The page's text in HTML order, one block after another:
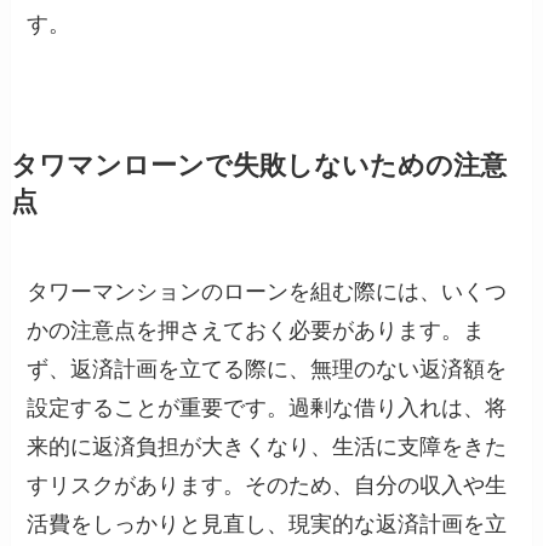
す。
タワマンローンで失敗しないための注意
点
タワーマンションのローンを組む際には、いくつ
かの注意点を押さえておく必要があります。ま
ず、返済計画を立てる際に、無理のない返済額を
設定することが重要です。過剰な借り入れは、将
来的に返済負担が大きくなり、生活に支障をきた
すリスクがあります。そのため、自分の収入や生
活費をしっかりと見直し、現実的な返済計画を立